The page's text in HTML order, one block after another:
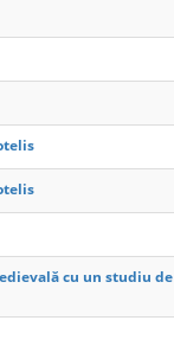
cu un studiu